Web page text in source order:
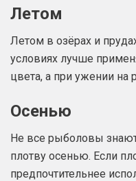
Летом
Летом в озёрах и
условиях лучше
цвета, а при ужении на
Осенью
Не все рыболовы
плотву осенью. Если
предпочтительнее